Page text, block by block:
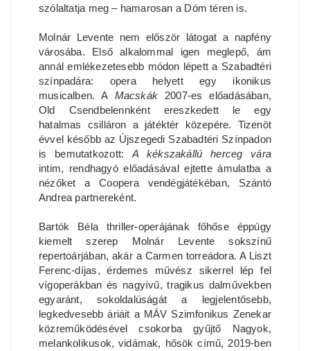
szólaltatja meg – hamarosan a Dóm téren is.
Molnár Levente nem először látogat a napfény
városába. Első alkalommal igen meglepő, ám
annál emlékezetesebb módon lépett a Szabadtéri
színpadára: opera helyett egy ikonikus
musicalben. A Macskák 2007-es előadásában,
Old Csendbelennként ereszkedett le egy
hatalmas csilláron a játéktér közepére. Tizenöt
évvel később az Újszegedi Szabadtéri Színpadon
is bemutatkozott: A kékszakállú herceg vára
intim, rendhagyó előadásával ejtette ámulatba a
nézőket a Coopera vendégjátékéban, Szántó
Andrea partnereként.
Bartók Béla thriller-operájának főhőse éppúgy
kiemelt szerep Molnár Levente sokszínű
repertoárjában, akár a Carmen torreádora. A Liszt
Ferenc-díjas, érdemes művész sikerrel lép fel
vígoperákban és nagyívű, tragikus dalművekben
egyaránt, sokoldalúságát a legjelentősebb,
legkedvesebb áriáit a MÁV Szimfonikus Zenekar
közreműködésével csokorba gyűjtő Nagyok,
melankolikusok, vidámak, hősök című, 2019-ben